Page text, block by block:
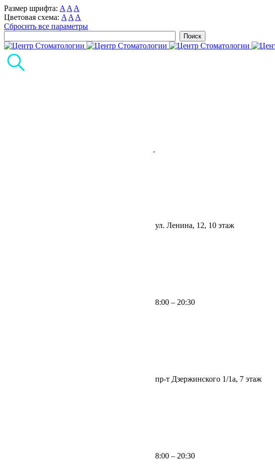
Размер шрифта: A A A
Цветовая схема: A A A
Сбросить все параметры
ул. Ленина, 12, 10 этаж
8:00 – 20:30
пр-т Дзержинского 1/1а, 7 этаж
8:00 – 20:30